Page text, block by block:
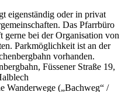
eigenständig oder in privat
Das Pfarrbüro
gerne bei der Organisation von
Parkmöglichkeit ist an der
vorhanden.
Füssener Straße 19,
Wanderwege („Bachweg“ /